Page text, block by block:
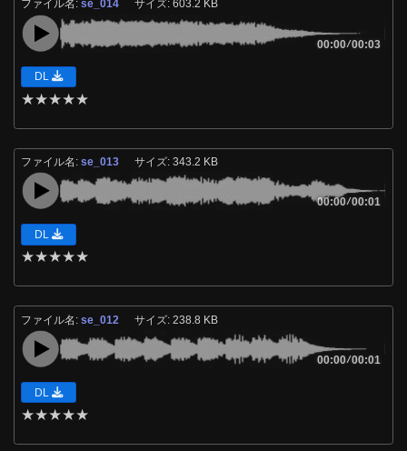
ファイル名:se_014 サイズ: 603.2 KB
00:00/00:03
DL
★★★★★
ファイル名:se_013 サイズ: 343.2 KB
00:00/00:01
DL
★★★★★
ファイル名:se_012 サイズ: 238.8 KB
00:00/00:01
DL
★★★★★